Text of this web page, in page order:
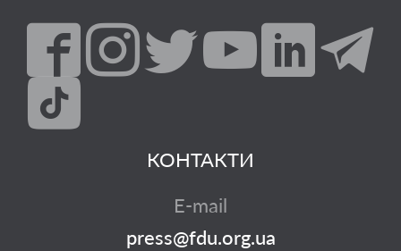
КОНТАКТИ
E-mail
press@fdu.org.ua